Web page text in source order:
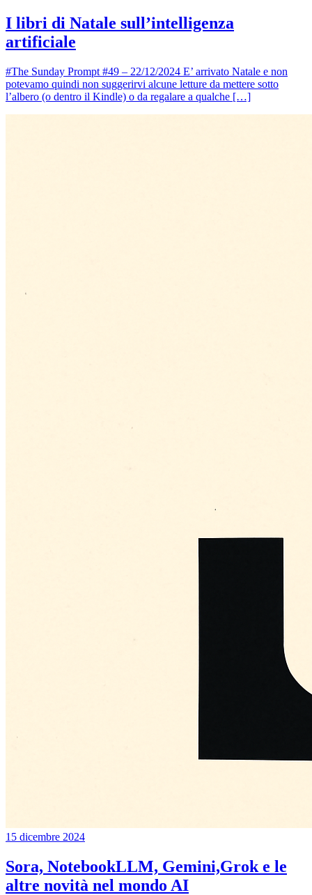
I libri di Natale sull’intelligenza
artificiale
#The Sunday Prompt #49 – 22/12/2024 E’ arrivato Natale e non
potevamo quindi non suggerirvi alcune letture da mettere sotto
l’albero (o dentro il Kindle) o da regalare a qualche […]
15 dicembre 2024
Sora, NotebookLLM, Gemini,Grok e le
altre novità nel mondo AI